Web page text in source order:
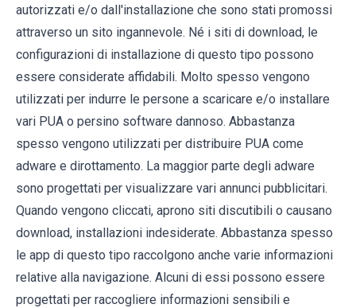
autorizzati e/o dall'installazione che sono stati promossi
attraverso un sito ingannevole. Né i siti di download, le
configurazioni di installazione di questo tipo possono
essere considerate affidabili. Molto spesso vengono
utilizzati per indurre le persone a scaricare e/o installare
vari PUA o persino software dannoso. Abbastanza
spesso vengono utilizzati per distribuire PUA come
adware e dirottamento. La maggior parte degli adware
sono progettati per visualizzare vari annunci pubblicitari.
Quando vengono cliccati, aprono siti discutibili o causano
download, installazioni indesiderate. Abbastanza spesso
le app di questo tipo raccolgono anche varie informazioni
relative alla navigazione. Alcuni di essi possono essere
progettati per raccogliere informazioni sensibili e